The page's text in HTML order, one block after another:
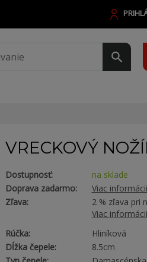
VRECKOVÝ
Dostupnosť:
na sklade
Doprava zadarmo:
Viac informácií
Zľava:
2 % zľava pri
Viac
Rúčka:
Hliníková
Dĺžka čepele:
8.5cm